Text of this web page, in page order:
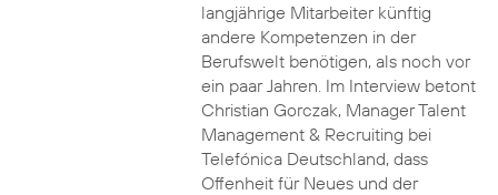
langjährige Mitarbeiter künftig
andere Kompetenzen in der
Berufswelt benötigen, als noch vor
ein paar Jahren. Im Interview betont
Christian Gorczak, Manager Talent
Management & Recruiting bei
Telefónica Deutschland, dass
Offenheit für Neues und der